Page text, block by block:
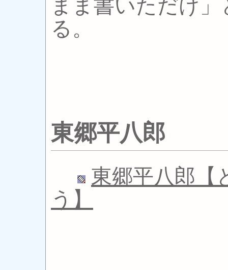
まま書いただけ
る。
東郷平八郎
東郷平八郎【
う】